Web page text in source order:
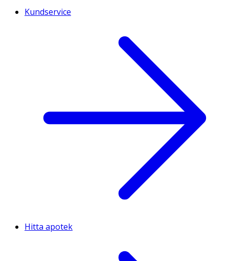
Kundservice
Hitta apotek